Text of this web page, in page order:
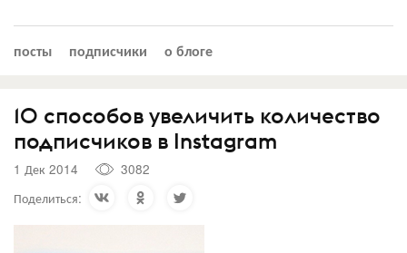
посты подписчики о блоге
10 способов увеличить количество
подписчиков в Instagram
1 Дек 2014
3082
Поделиться: